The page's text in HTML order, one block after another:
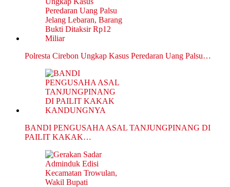
Polresta Cirebon Ungkap Kasus Peredaran Uang Palsu…
BANDI PENGUSAHA ASAL TANJUNGPINANG DI
PAILIT KAKAK…